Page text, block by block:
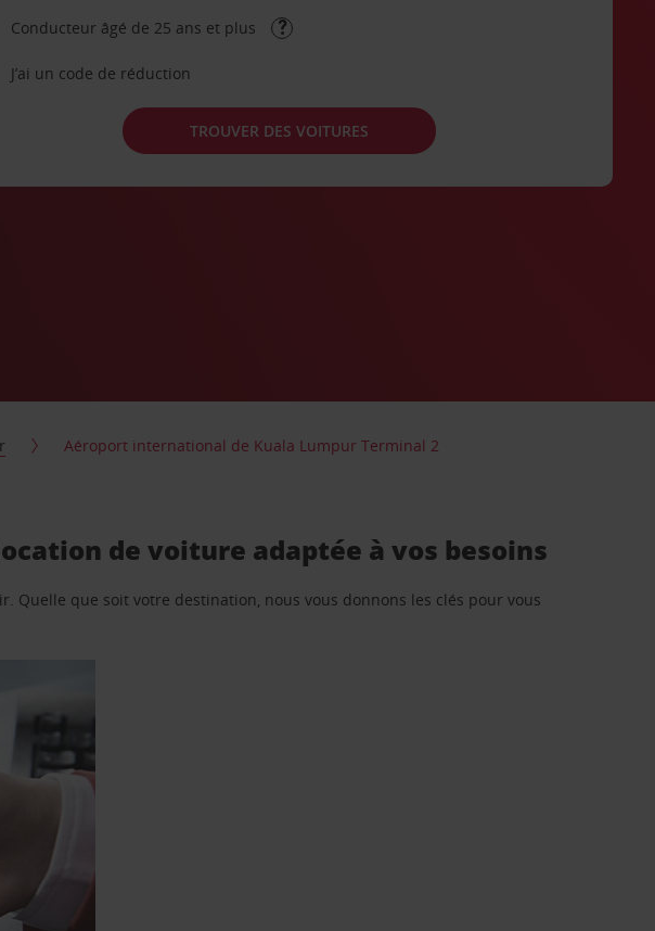
Conducteur âgé de 25 ans et plus
J’ai un code de réduction
TROUVER DES VOITURES
Aéroport international de Kuala Lumpur Terminal 2
de voiture adaptée à vos besoins
que soit votre destination, nous vous donnons les clés pour vous